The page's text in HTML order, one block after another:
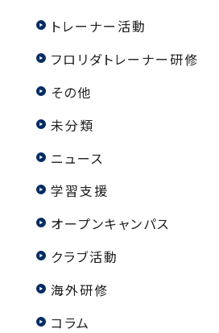
トレーナー活動
フロリダトレーナー研修
その他
未分類
ニュース
学習支援
オープンキャンパス
クラブ活動
海外研修
コラム